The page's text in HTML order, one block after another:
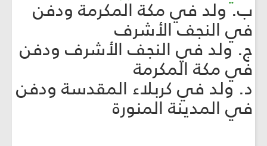
ب. ولد في مكة المكرمة ودفن
في النجف الأشرف
ج. ولد في النجف الأشرف ودفن
في مكة المكرمة
د. ولد في كربلاء المقدسة ودفن
في المدينة المنورة